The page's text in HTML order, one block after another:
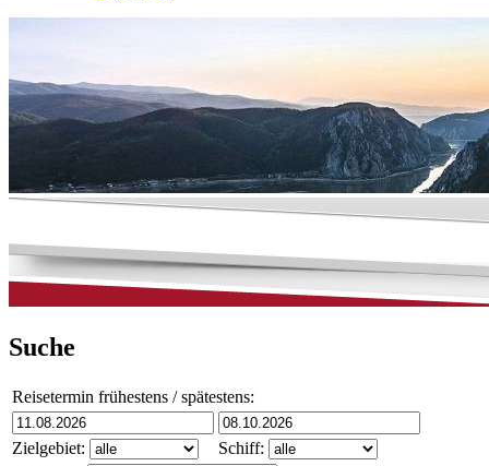
Suche
Reisetermin frühestens / spätestens:
Zielgebiet:
Schiff: